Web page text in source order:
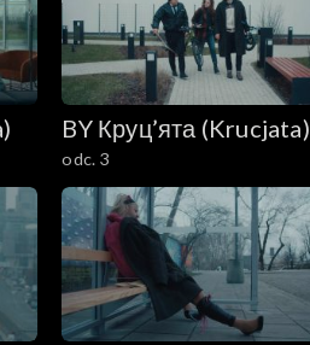
BY Круц’ята (Krucjata)
odc. 3